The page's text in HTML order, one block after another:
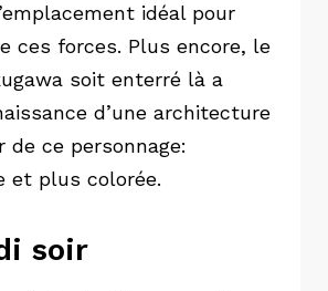
idéal pour
ces forces. Plus encore, le
soit enterré là a
d’une architecture
de ce personnage:
et plus colorée.
soir